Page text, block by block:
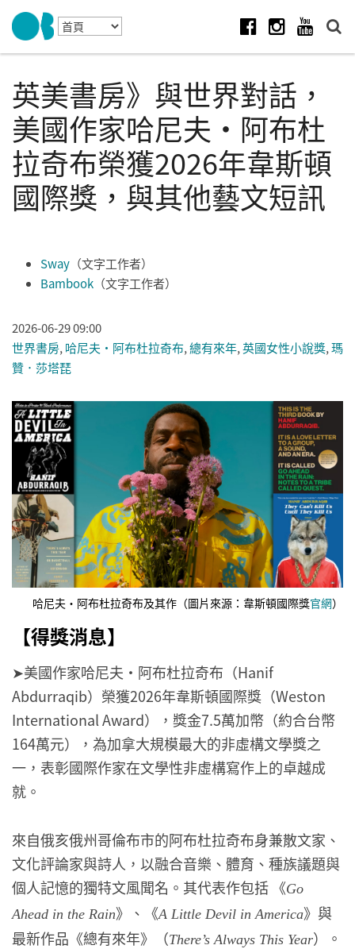
Skip to navigation
移至主內容
英美書房》與世界對話，
美國作家哈尼夫・阿布杜
拉奇布榮獲2026年韋斯頓
國際獎，與其他藝文短訊
Sway （文字工作者）
Bambook （文字工作者）
2026-06-29 09:00
世界書房, 哈尼夫・阿布杜拉奇布,總有來年,英國女性小說獎,瑪
贊．莎塔琵
哈尼夫・阿布杜拉奇布及其作（圖片來源：韋斯頓國際獎官網）
【得獎消息】
➤美國作家哈尼夫・阿布杜拉奇布（Hanif
Abdurraqib）榮獲2026年韋斯頓國際獎（Weston
International Award），獎金7.5萬加幣（約合台幣
164萬元），為加拿大規模最大的非虛構文學獎之
一，表彰國際作家在文學性非虛構寫作上的卓越成
就。
來自俄亥俄州哥倫布市的阿布杜拉奇布身兼散文家、
文化評論家與詩人，以融合音樂、體育、種族議題與
個人記憶的獨特文風聞名。其代表作包括 《Go
Ahead in the Rain》、《A Little Devil in America》與
最新作品《總有來年》（There’s Always This Year）。